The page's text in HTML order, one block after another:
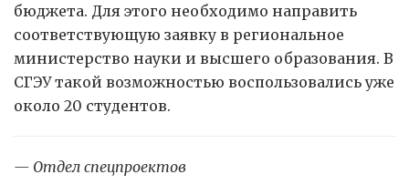
бюджета. Для этого необходимо направить
соответствующую заявку в региональное
министерство науки и высшего образования. В
СГЭУ такой возможностью воспользовались уже
около 20 студентов.
— Отдел спецпроектов